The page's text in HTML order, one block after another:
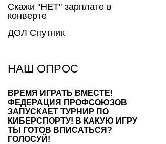
Скажи "НЕТ" зарплате в
конверте
ДОЛ Спутник
НАШ ОПРОС
ВРЕМЯ ИГРАТЬ ВМЕСТЕ!
ФЕДЕРАЦИЯ ПРОФСОЮЗОВ
ЗАПУСКАЕТ ТУРНИР ПО
КИБЕРСПОРТУ! В КАКУЮ ИГРУ
ТЫ ГОТОВ ВПИСАТЬСЯ?
ГОЛОСУЙ!